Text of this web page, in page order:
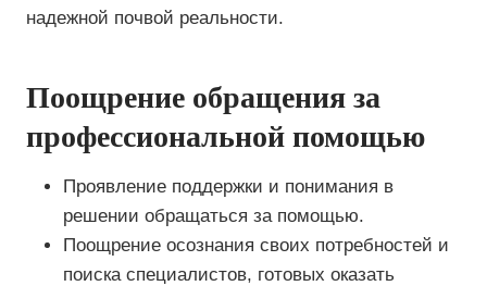
надежной почвой реальности.
Поощрение обращения за
профессиональной помощью
Проявление поддержки и понимания в
решении обращаться за помощью.
Поощрение осознания своих потребностей и
поиска специалистов, готовых оказать